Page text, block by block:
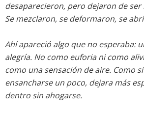
desaparecieron, pero dejaron de
Se mezclaron, se deformaron, se
Ahí apareció algo que no esperaba:
alegría. No como euforia ni como
como una sensación de aire. Como
ensancharse un poco, dejara más
dentro sin ahogarse.